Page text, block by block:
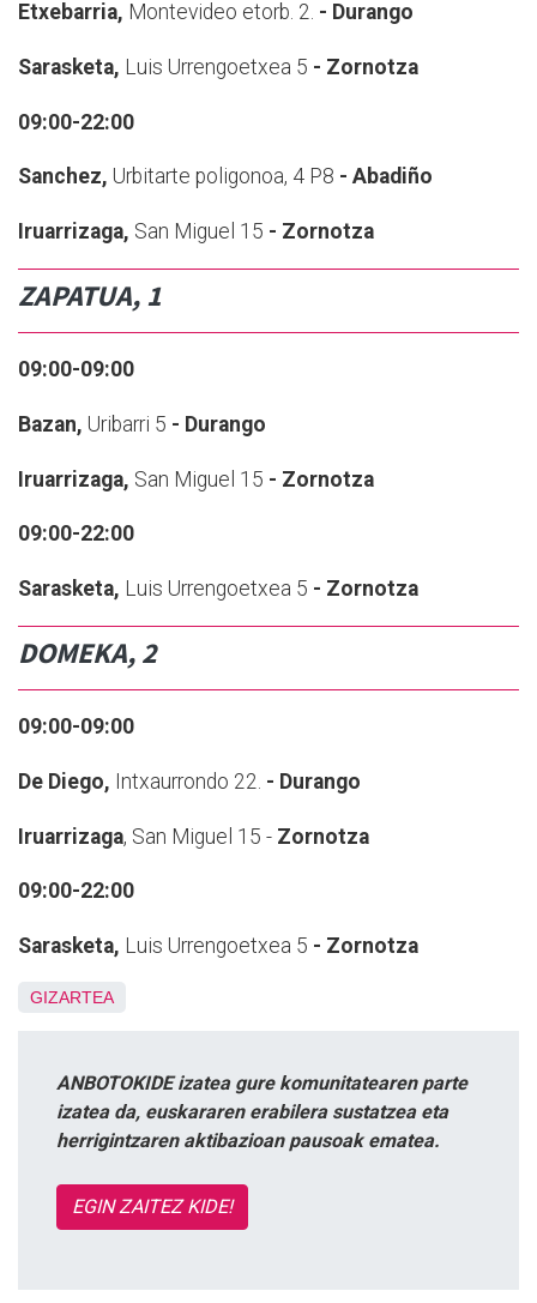
Etxebarria, Montevideo etorb. 2. - Durango
Sarasketa, Luis Urrengoetxea 5 - Zornotza
09:00-22:00
Sanchez, Urbitarte poligonoa, 4 P8 - Abadiño
Iruarrizaga, San Miguel 15 - Zornotza
ZAPATUA, 1
09:00-09:00
Bazan, Uribarri 5 - Durango
Iruarrizaga, San Miguel 15 - Zornotza
09:00-22:00
Sarasketa, Luis Urrengoetxea 5 - Zornotza
DOMEKA, 2
09:00-09:00
De Diego, Intxaurrondo 22. - Durango
Iruarrizaga, San Miguel 15 - Zornotza
09:00-22:00
Sarasketa, Luis Urrengoetxea 5 - Zornotza
GIZARTEA
ANBOTOKIDE izatea gure komunitatearen parte
izatea da, euskararen erabilera sustatzea eta
herrigintzaren aktibazioan pausoak ematea.
EGIN ZAITEZ KIDE!